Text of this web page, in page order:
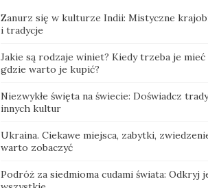
Zanurz się w kulturze Indii: Mistyczne
i tradycje
Jakie są rodzaje winiet? Kiedy trzeba je mieć
gdzie warto je kupić?
Niezwykłe święta na świecie: Doświadcz
innych kultur
Ukraina. Ciekawe miejsca, zabytki,
warto zobaczyć
Podróż za siedmioma cudami świata: Odkryj